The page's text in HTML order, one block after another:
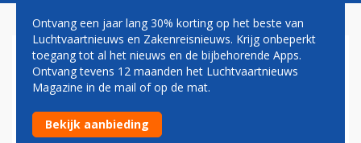
WILLEM-ALEXANDER
Koning Willem-Alexander maakt eerste vlucht als
Airbus-piloot bij KLM
Ontvang een jaar lang 30% korting op het beste van
Luchtvaartnieuws en Zakenreisnieuws. Krijg onbeperkt
toegang tot al het nieuws en de bijbehorende Apps.
Ontvang tevens 12 maanden het Luchtvaartnieuws
Magazine in de mail of op de mat.
Bekijk aanbieding